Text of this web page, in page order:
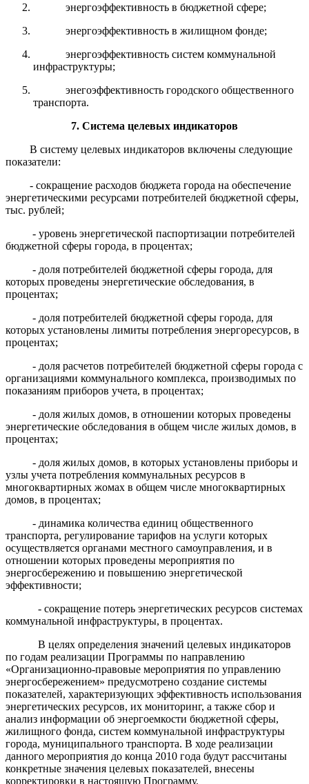
энергоэффективность в бюджетной сфере;
энергоэффективность в жилищном фонде;
энергоэффективность систем коммунальной
инфраструктуры;
энегоэффективность городского общественного
транспорта.
7. Система целевых индикаторов
В систему целевых индикаторов включены следующие
показатели:
- сокращение расходов бюджета города на обеспечение
энергетическими ресурсами потребителей бюджетной сферы,
тыс. рублей;
- уровень энергетической паспортизации потребителей
бюджетной сферы города, в процентах;
- доля потребителей бюджетной сферы города, для
которых проведены энергетические обследования, в
процентах;
- доля потребителей бюджетной сферы города, для
которых установлены лимиты потребления энергоресурсов, в
процентах;
- доля расчетов потребителей бюджетной сферы города с
организациями коммунального комплекса, производимых по
показаниям приборов учета, в процентах;
- доля жилых домов, в отношении которых проведены
энергетические обследования в общем числе жилых домов, в
процентах;
- доля жилых домов, в которых установлены приборы и
узлы учета потребления коммунальных ресурсов в
многоквартирных жомах в общем числе многоквартирных
домов, в процентах;
- динамика количества единиц общественного
транспорта, регулирование тарифов на услуги которых
осуществляется органами местного самоуправления, и в
отношении которых проведены мероприятия по
энергосбережению и повышению энергетической
эффективности;
- сокращение потерь энергетических ресурсов системах
коммунальной инфраструктуры, в процентах.
В целях определения значений целевых индикаторов
по годам реализации Программы по направлению
«Организационно-правовые мероприятия по управлению
энергосбережением» предусмотрено создание системы
показателей, характеризующих эффективность использования
энергетических ресурсов, их мониторинг, а также сбор и
анализ информации об энергоемкости бюджетной сферы,
жилищного фонда, систем коммунальной инфраструктуры
города, муниципального транспорта. В ходе реализации
данного мероприятия до конца 2010 года будут рассчитаны
конкретные значения целевых показателей, внесены
корректировки в настоящую Программу.